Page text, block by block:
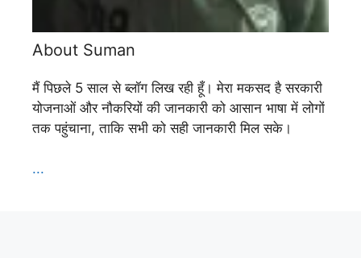
About Suman
मैं पिछले 5 साल से ब्लॉग लिख रही हूँ। मेरा मकसद है सरकारी
योजनाओं और नौकरियों की जानकारी को आसान भाषा में लोगों
तक पहुंचाना, ताकि सभी को सही जानकारी मिल सके।
...